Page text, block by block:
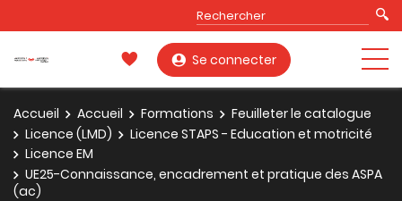
Se connecter
Accueil Accueil Formations
Feuilleter le catalogue
Licence (LMD)
Licence STAPS - Education et motricité
Licence EM
UE25-Connaissance, encadrement et pratique des ASPA
(ac)